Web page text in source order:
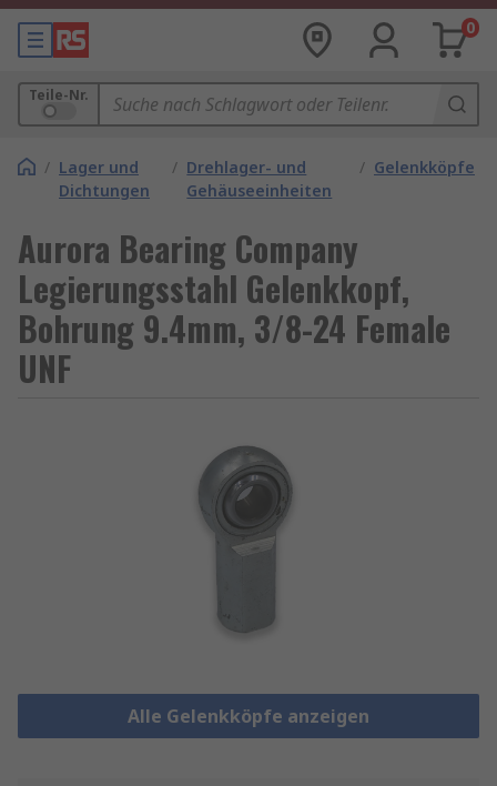
0
Teile-Nr.
/ Lager und
Dichtungen
/ Drehlager- und
Gehäuseeinheiten
/ Gelenkköpfe
Aurora Bearing Company
Legierungsstahl Gelenkkopf,
Bohrung 9.4mm, 3/8-24 Female
UNF
Alle Gelenkköpfe anzeigen